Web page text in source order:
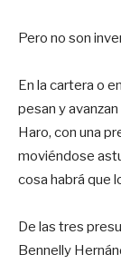
Pero no son
En la cartera o
pesan y
Haro, con una
moviéndose
cosa habrá que
De las tres
Bennelly